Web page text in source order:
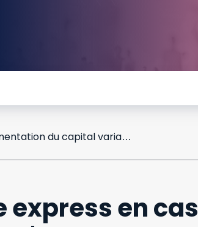
Nécessité d'un agrément statutaire express en cas d'augmentation du capital variable d'une SAS
en cas